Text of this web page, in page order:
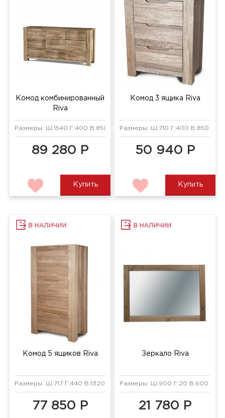
Комод комбинированный
Riva
Размеры: Ш:1540 Г:400 В:850 мм
89 280 Р
Купить
Комод 3 ящика Riva
Размеры: Ш:710 Г:400 В:850 мм
50 940 Р
Купить
Комод 5 ящиков Riva
Размеры: Ш:717 Г:440 В:1320 мм
77 850 Р
Зеркало Riva
Размеры: Ш:900 Г:20 В:600 мм
21 780 Р